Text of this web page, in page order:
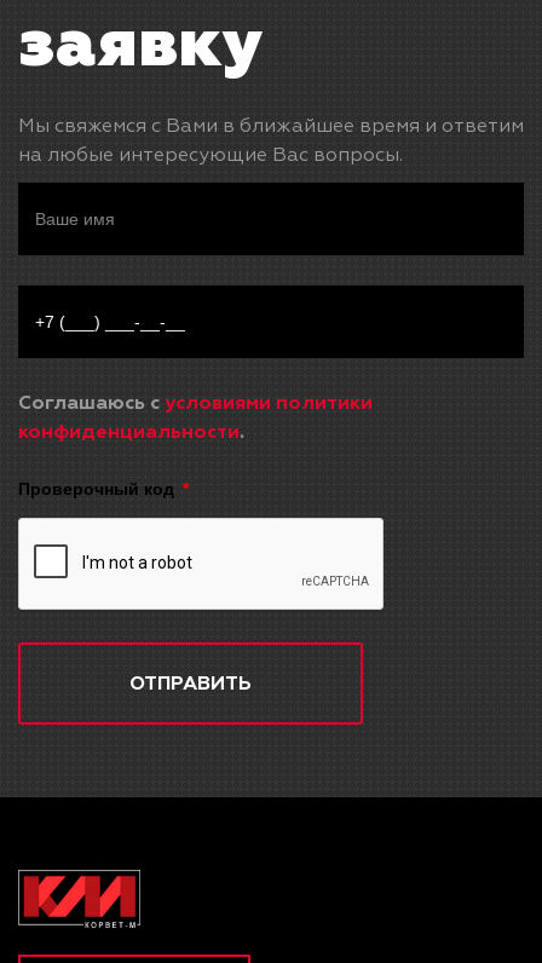
заявку
Мы свяжемся с Вами в ближайшее время и ответим
на любые интересующие Вас вопросы.
Соглашаюсь с условиями политики
конфиденциальности.
Проверочный код
ОТПРАВИТЬ